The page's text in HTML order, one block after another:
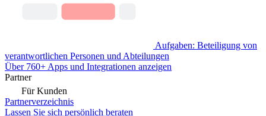
Aufgaben: Beteiligung von
verantwortlichen Personen und Abteilungen
Über 760+ Apps und Integrationen anzeigen
Partner
Für Kunden
Partnerverzeichnis
Lassen Sie sich persönlich beraten